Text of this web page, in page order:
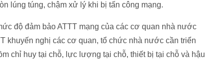
lúng túng, chậm xử lý khi bị tấn công mạng.
độ đảm bảo ATTT mạng của các cơ quan nhà nước
khuyến nghị các cơ quan, tổ chức nhà nước cần triển
chỉ huy tại chỗ, lực lượng tại chỗ, thiết bị tại chỗ và hậu